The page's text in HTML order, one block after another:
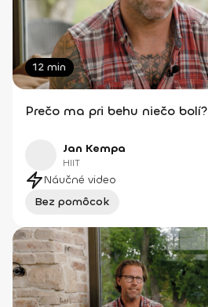
12 min
Prečo ma pri behu niečo bolí?
Jan Kempa
HIIT
Náučné video
Bez pomôcok